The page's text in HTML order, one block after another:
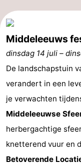
Bruinisse
-
Zierikzee
Natuur
-
Haamstede
Natuur
van
Walcheren
Veere
-
Middeleeuws
dinsdag 14 juli –
De landschapstuin
verandert in een
je verwachten
Middeleeuwse
herbergachtige
knetterend vuur en
Betoverende